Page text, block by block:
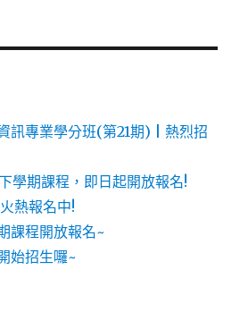
訊專業學分班(第21期) | 熱烈招
學期課程，即日起開放報名!
熱報名中!
課程開放報名~
始招生囉~